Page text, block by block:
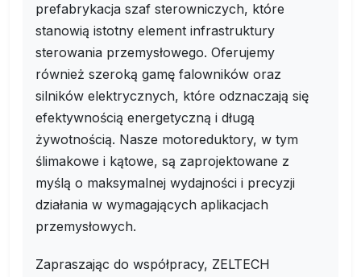
prefabrykacja szaf sterowniczych, które
stanowią istotny element infrastruktury
sterowania przemysłowego. Oferujemy
również szeroką gamę falowników oraz
silników elektrycznych, które odznaczają się
efektywnością energetyczną i długą
żywotnością. Nasze motoreduktory, w tym
ślimakowe i kątowe, są zaprojektowane z
myślą o maksymalnej wydajności i precyzji
działania w wymagających aplikacjach
przemysłowych.
Zapraszając do współpracy, ZELTECH